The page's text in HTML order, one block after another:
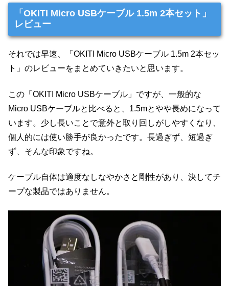
「OKITI Micro USBケーブル 1.5m 2本セット」
レビュー
それでは早速、「OKITI Micro USBケーブル 1.5m 2本セッ
ト」のレビューをまとめていきたいと思います。
この「OKITI Micro USBケーブル」ですが、一般的な
Micro USBケーブルと比べると、1.5mとやや長めになって
います。少し長いことで意外と取り回しがしやすくなり、
個人的には使い勝手が良かったです。長過ぎず、短過ぎ
ず、そんな印象ですね。
ケーブル自体は適度なしなやかさと剛性があり、決してチ
ープな製品ではありません。